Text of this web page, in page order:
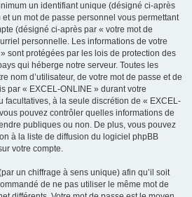
un identifiant unique (désigné ci-après
et un mot de passe personnel vous permettant
(désigné ci-après par « votre mot de
personnelle. Les informations de votre
sont protégées par les lois de protection des
qui héberge notre serveur. Toutes les
nom d’utilisateur, de votre mot de passe et de
par « EXCEL-ONLINE » durant votre
facultatives, à la seule discrétion de « EXCEL-
pouvez contrôler quelles informations de
publiques ou non. De plus, vous pouvez
à la liste de diffusion du logiciel phpBB
votre compte.
un chiffrage à sens unique) afin qu’il soit
de ne pas utiliser le même mot de